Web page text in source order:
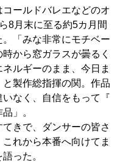
ールドバレエなどのオ
8月末に至る約5カ月間
。「みな非常にモチベー
から窓ガラスが曇るく
ルギーのまま、今日ま
製作総指揮の関。作品
なく、自信をもって『
」。
きで、ダンサーの皆さ
れから本番へ向けてま
った。